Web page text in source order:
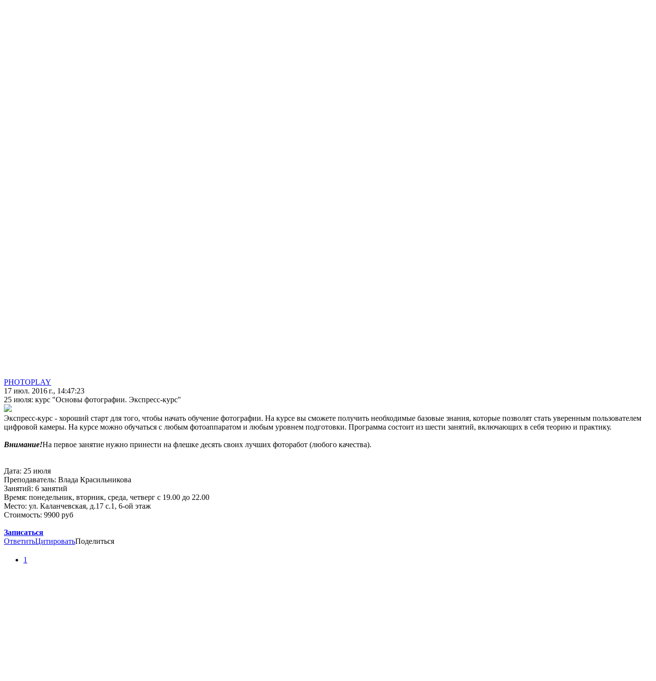
PHOTOPLAY
17 июл. 2016 г., 14:47:23
25 июля: курс "Основы фотографии. Экспресс-курс"
Экспресс-курс - хороший старт для того, чтобы начать обучение фотографии. На курсе вы сможете получить необходимые базовые знания, которые позволят стать уверенным пользователем
цифровой камеры. На курсе можно обучаться с любым фотоаппаратом и любым уровнем подготовки. Программа состоит из шести занятий, включающих в себя теорию и практику.
Внимание!На первое занятие нужно принести на флешке десять своих лучших фоторабот (любого качества).
Дата: 25 июля
Преподаватель: Влада Красильникова
Занятий: 6 занятий
Время: понедельник, вторник, среда, четверг с 19.00 до 22.00
Место: ул. Каланчевская, д.17 с.1, 6-ой этаж
Стоимость: 9900 руб
Записаться
ОтветитьЦитироватьПоделиться
1